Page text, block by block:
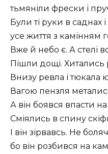
тьмяніли фрески і
Були ті руки в саднах
усе життя з камінням
Вже й небо є. А стелі
Пішли дощі. Хитались
Внизу ревла і тюкала
Вагою пензля
А він боявся впасти
Сміялись в спину
І він зірвавсь. Не
бо він розбився на